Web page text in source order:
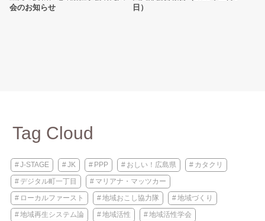
会のお知らせ
日）
Tag Cloud
J-STAGE JK PPP おしい！広島県 カタクリ
デジタル町一丁目 マリアナ・マッツカー
ローカルファースト 地域おこし協力隊 地域づくり
地域再生システム論 地域活性 地域活性学会